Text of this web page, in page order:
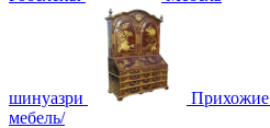
шинуазри Прихожие
мебель/